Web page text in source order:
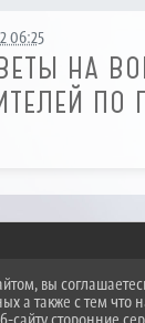
06:25
НА
ПО
вы
а также с тем что